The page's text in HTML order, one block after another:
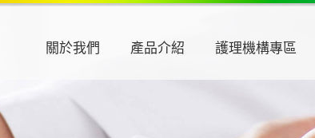
關於我們 產品介紹 護理機構專區